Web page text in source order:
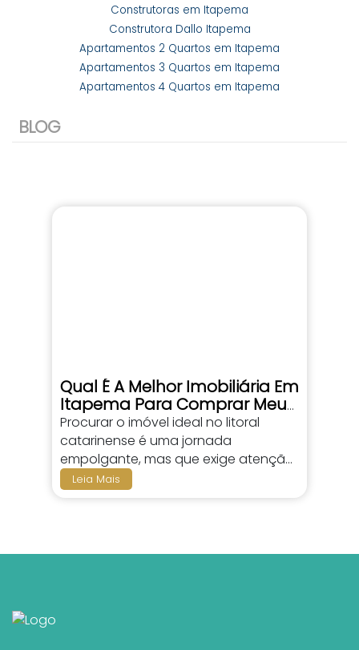
Construtoras em Itapema
Construtora Dallo Itapema
Apartamentos 2 Quartos em Itapema
Apartamentos 3 Quartos em Itapema
Apartamentos 4 Quartos em Itapema
BLOG
Qual É A Melhor Imobiliária Em
Itapema Para Comprar Meu
Apartamento?
Procurar o imóvel ideal no litoral
catarinense é uma jornada
empolgante, mas que exige atenção
a detalhes que vão muito além de
fotos bonitas e plantas baixas.
Leia Mais